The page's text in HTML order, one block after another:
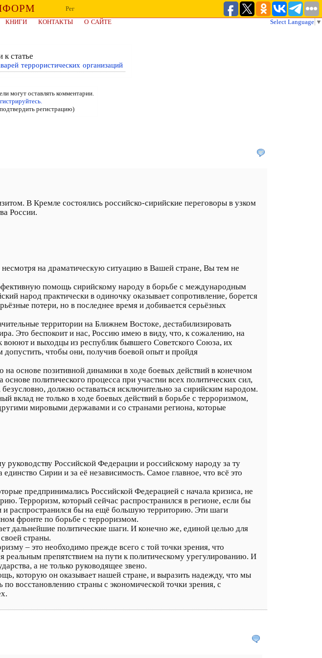
Рег
КНИГИ КОНТАКТЫ О САЙТЕ Select Language ▼
статье
террористических организаций
могут оставлять комментарии.
регистрацию)
В Кремле состоялись российско-сирийские переговоры в узком
России.
на драматическую ситуацию в Вашей стране, Вы тем не
помощь сирийскому народу в борьбе с международным
народ практически в одиночку оказывает сопротивление, борется
потери, но в последнее время и добивается серьёзных
территории на Ближнем Востоке, дестабилизировать
Это беспокоит и нас, Россию имею в виду, что, к сожалению, на
воюют и выходцы из республик бывшего Советского Союза, их
чтобы они, получив боевой опыт и пройдя
основе позитивной динамики в ходе боевых действий в конечном
политического процесса при участии всех политических сил,
должно оставаться исключительно за сирийским народом.
вклад не только в ходе боевых действий в борьбе с терроризмом,
мировыми державами и со странами региона, которые
Российской Федерации и российскому народу за ту
Сирии и за её независимость. Самое главное, что всё это
предпринимались Российской Федерацией с начала кризиса, не
Терроризм, который сейчас распространился в регионе, если бы
распространился бы на ещё большую территорию. Эти шаги
фронте по борьбе с терроризмом.
дальнейшие политические шаги. И конечно же, единой целью для
страны.
– это необходимо прежде всего с той точки зрения, что
реальным препятствием на пути к политическому урегулированию. И
а не только руководящее звено.
которую он оказывает нашей стране, и выразить надежду, что мы
восстановлению страны с экономической точки зрения, с